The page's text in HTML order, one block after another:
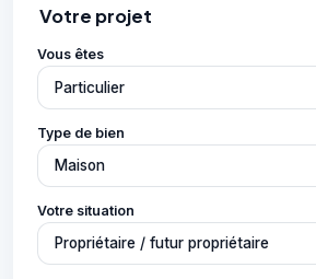
Votre projet
Vous êtes
Type de bien
Votre situation